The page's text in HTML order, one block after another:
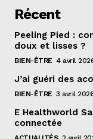
Récent
Peeling Pied :
doux et lisses ?
BIEN-ÊTRE 4 avril
J’ai guéri des
BIEN-ÊTRE 3 avril
E Healthworld
connectée